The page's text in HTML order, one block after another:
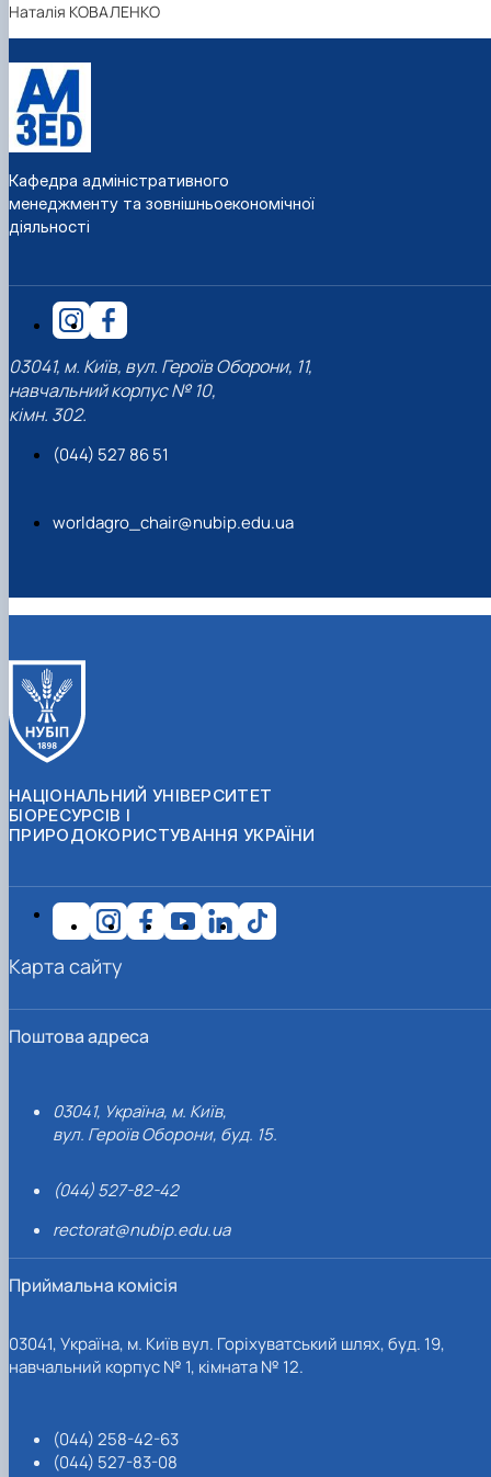
Наталія КОВАЛЕНКО
Кафедра адміністративного
менеджменту та зовнішньоекономічної
діяльності
03041, м. Київ, вул. Героїв Оборони, 11,
навчальний корпус № 10,
кімн. 302.
(044) 527 86 51
worldagro_chair@nubip.edu.ua
НАЦІОНАЛЬНИЙ УНІВЕРСИТЕТ
БІОРЕСУРСІВ І
ПРИРОДОКОРИСТУВАННЯ УКРАЇНИ
Поштова адреса
03041, Україна, м. Київ,
вул. Героїв Оборони, буд. 15.
(044) 527-82-42
rectorat@nubip.edu.ua
Приймальна комісія
03041, Україна, м. Київ вул. Горіхуватський шлях, буд. 19,
навчальний корпус № 1, кімната № 12.
(044) 258-42-63
(044) 527-83-08
Карта сайту